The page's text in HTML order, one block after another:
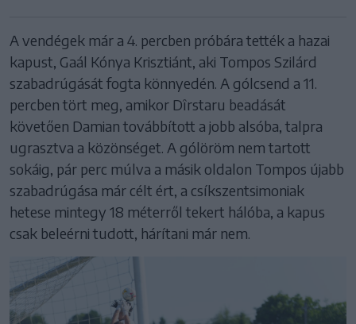
A vendégek már a 4. percben próbára tették a hazai
kapust, Gaál Kónya Krisztiánt, aki Tompos Szilárd
szabadrúgását fogta könnyedén. A gólcsend a 11.
percben tört meg, amikor Dîrstaru beadását
követően Damian továbbított a jobb alsóba, talpra
ugrasztva a közönséget. A gólöröm nem tartott
sokáig, pár perc múlva a másik oldalon Tompos újabb
szabadrúgása már célt ért, a csíkszentsimoniak
hetese mintegy 18 méterről tekert hálóba, a kapus
csak beleérni tudott, hárítani már nem.